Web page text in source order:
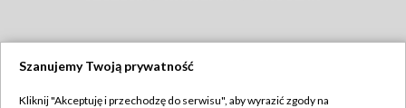
Szanujemy Twoją prywatność
Kliknij "Akceptuję i przechodzę do serwisu", aby wyrazić zgody na